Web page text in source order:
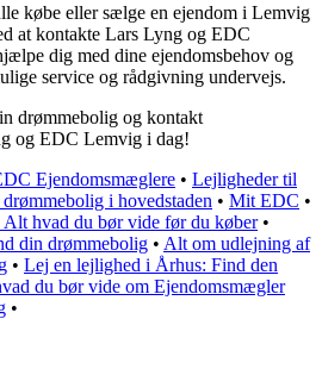
købe eller sælge en ejendom i Lemvig
at kontakte Lars Lyng og EDC
dig med dine ejendomsbehov og
service og rådgivning undervejs.
drømmebolig og kontakt
og EDC Lemvig i dag!
Ejendomsmæglere • Lejligheder til
i hovedstaden • Mit EDC •
hvad du bør vide før du køber•
din drømmebolig • Alt om udlejning af
• Lej en lejlighed i Århus: Find den
du bør vide om Ejendomsmægler
•